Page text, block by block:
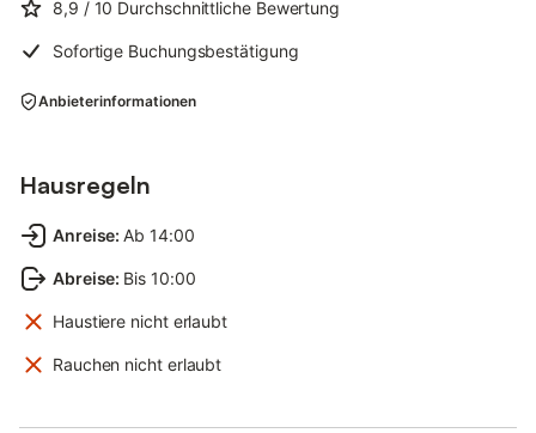
8,9 / 10 Durchschnittliche Bewertung
Sofortige Buchungsbestätigung
Anbieterinformationen
Hausregeln
Anreise: Ab 14:00
Abreise: Bis 10:00
Haustiere nicht erlaubt
Rauchen nicht erlaubt